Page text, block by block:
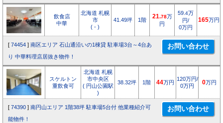
飲食店
中華
北海道 札幌
市
( - )
41.49坪 1階
21.78万
円
59. 4万
円/
0万円
165万円
[ 74454 ] 南区エリア 石山通沿いの1棟貸 駐車場3台～4台あ
り 中華料理店居抜き物件！
スケルトン
重飲食可
北海道 札幌
市中央区
( 円山公園駅
)
38.32坪 1階 44万円
120万円/
0万円
0万円
[ 74390 ] 南円山エリア 1階38坪 駐車場5台付 他業種紹介可
能物件！